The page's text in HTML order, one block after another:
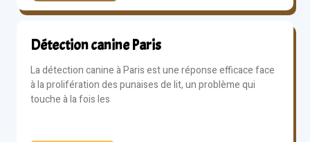
Détection canine Paris
La détection canine à Paris est une réponse efficace face
à la prolifération des punaises de lit, un problème qui
touche à la fois les